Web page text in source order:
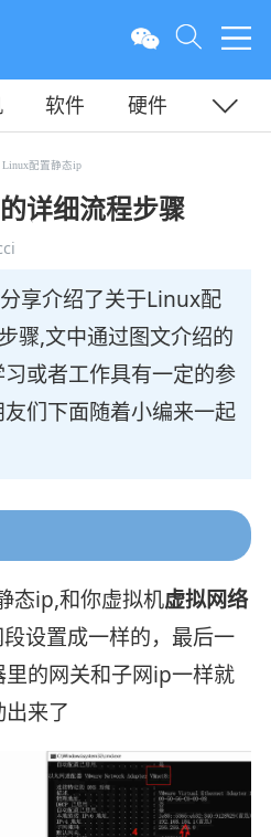
软件
硬件
配置静态ip
详细流程步骤
享介绍了关于Linux配
骤,文中通过图文介绍的
或者工作具有一定的参
们下面随着小编来一起
态ip,和你虚拟机虚拟网络
设置成一样的，最后一
的网关和子网ip一样就
来了